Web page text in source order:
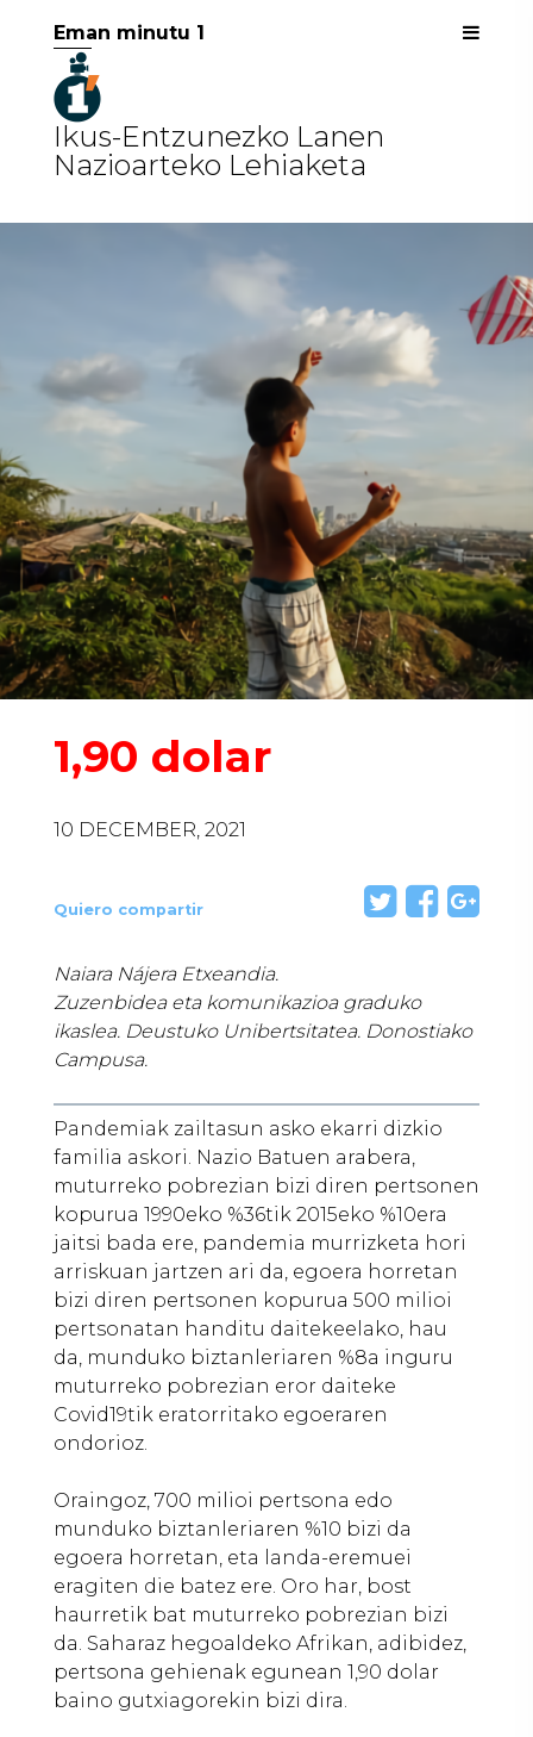
Eman minutu 1
Ikus-Entzunezko Lanen
Nazioarteko Lehiaketa
1,90 dolar
10 DECEMBER, 2021
Quiero compartir
Naiara Nájera Etxeandia.
Zuzenbidea eta komunikazioa graduko
ikaslea. Deustuko Unibertsitatea. Donostiako
Campusa.
Pandemiak zailtasun asko ekarri dizkio
familia askori. Nazio Batuen arabera,
muturreko pobrezian bizi diren pertsonen
kopurua 1990eko %36tik 2015eko %10era
jaitsi bada ere, pandemia murrizketa hori
arriskuan jartzen ari da, egoera horretan
bizi diren pertsonen kopurua 500 milioi
pertsonatan handitu daitekeelako, hau
da, munduko biztanleriaren %8a inguru
muturreko pobrezian eror daiteke
Covid19tik eratorritako egoeraren
ondorioz.
Oraingoz, 700 milioi pertsona edo
munduko biztanleriaren %10 bizi da
egoera horretan, eta landa-eremuei
eragiten die batez ere. Oro har, bost
haurretik bat muturreko pobrezian bizi
da. Saharaz hegoaldeko Afrikan, adibidez,
pertsona gehienak egunean 1,90 dolar
baino gutxiagorekin bizi dira.